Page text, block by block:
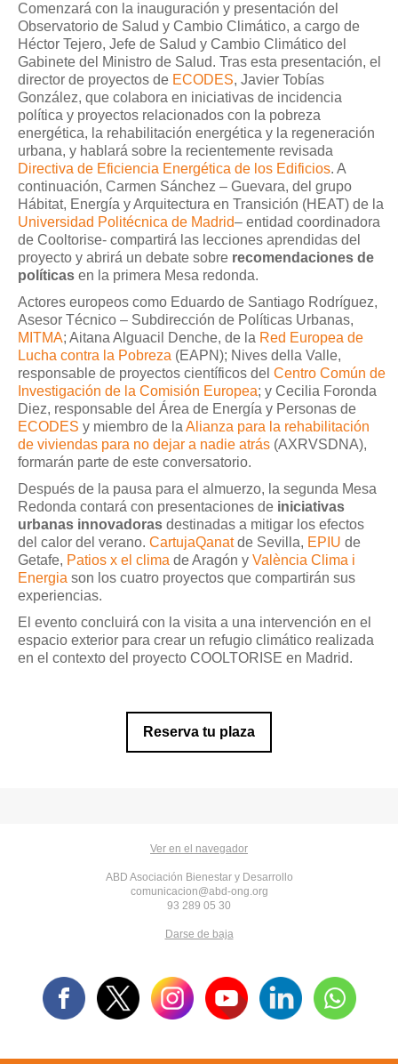
Comenzará con la inauguración y presentación del
Observatorio de Salud y Cambio Climático, a cargo de
Héctor Tejero, Jefe de Salud y Cambio Climático del
Gabinete del Ministro de Salud. Tras esta presentación, el
director de proyectos de ECODES, Javier Tobías
González, que colabora en iniciativas de incidencia
política y proyectos relacionados con la pobreza
energética, la rehabilitación energética y la regeneración
urbana, y hablará sobre la recientemente revisada
Directiva de Eficiencia Energética de los Edificios. A
continuación, Carmen Sánchez – Guevara, del grupo
Hábitat, Energía y Arquitectura en Transición (HEAT) de la
Universidad Politécnica de Madrid– entidad coordinadora
de Cooltorise- compartirá las lecciones aprendidas del
proyecto y abrirá un debate sobre recomendaciones de
políticas en la primera Mesa redonda.
Actores europeos como Eduardo de Santiago Rodríguez,
Asesor Técnico – Subdirección de Políticas Urbanas,
MITMA; Aitana Alguacil Denche, de la Red Europea de
Lucha contra la Pobreza (EAPN); Nives della Valle,
responsable de proyectos científicos del Centro Común de
Investigación de la Comisión Europea; y Cecilia Foronda
Diez, responsable del Área de Energía y Personas de
ECODES y miembro de la Alianza para la rehabilitación
de viviendas para no dejar a nadie atrás (AXRVSDNA),
formarán parte de este conversatorio.
Después de la pausa para el almuerzo, la segunda Mesa
Redonda contará con presentaciones de iniciativas
urbanas innovadoras destinadas a mitigar los efectos
del calor del verano. CartujaQanatde Sevilla, EPIU de
Getafe, Patios x el clima de Aragón y València Clima i
Energia son los cuatro proyectos que compartirán sus
experiencias.
El evento concluirá con la visita a una intervención en el
espacio exterior para crear un refugio climático realizada
en el contexto del proyecto COOLTORISE en Madrid.
Reserva tu plaza
Ver en el navegador
ABD Asociación Bienestar y Desarrollo
comunicacion@abd-ong.org
93 289 05 30
Darse de baja